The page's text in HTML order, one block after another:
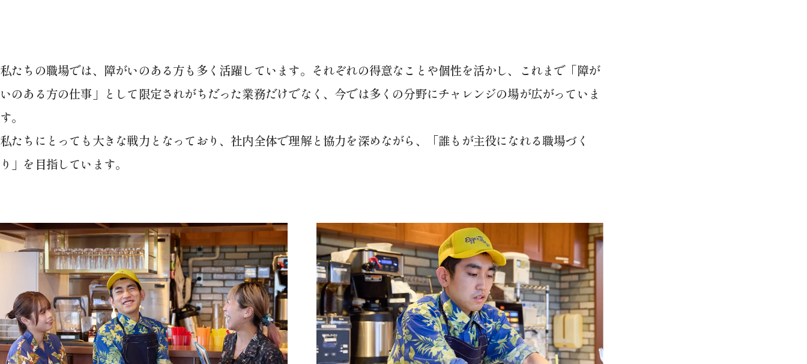
私たちの職場では、障がいのある方も多く活躍しています。それぞれの得意なことや個性を活かし、これまで「障が
いのある方の仕事」として限定されがちだった業務だけでなく、今では多くの分野にチャレンジの場が広がっていま
す。
私たちにとっても大きな戦力となっており、社内全体で理解と協力を深めながら、「誰もが主役になれる職場づく
り」を目指しています。